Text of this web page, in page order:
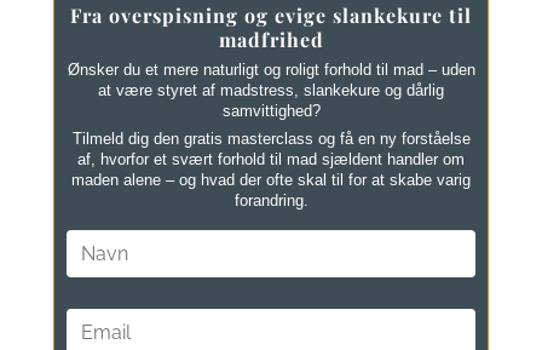
Fra overspisning og evige slankekure til
madfrihed
Ønsker du et mere naturligt og roligt forhold til mad – uden
at være styret af madstress, slankekure og dårlig
samvittighed?
Tilmeld dig den gratis masterclass og få en ny forståelse
af, hvorfor et svært forhold til mad sjældent handler om
maden alene – og hvad der ofte skal til for at skabe varig
forandring.